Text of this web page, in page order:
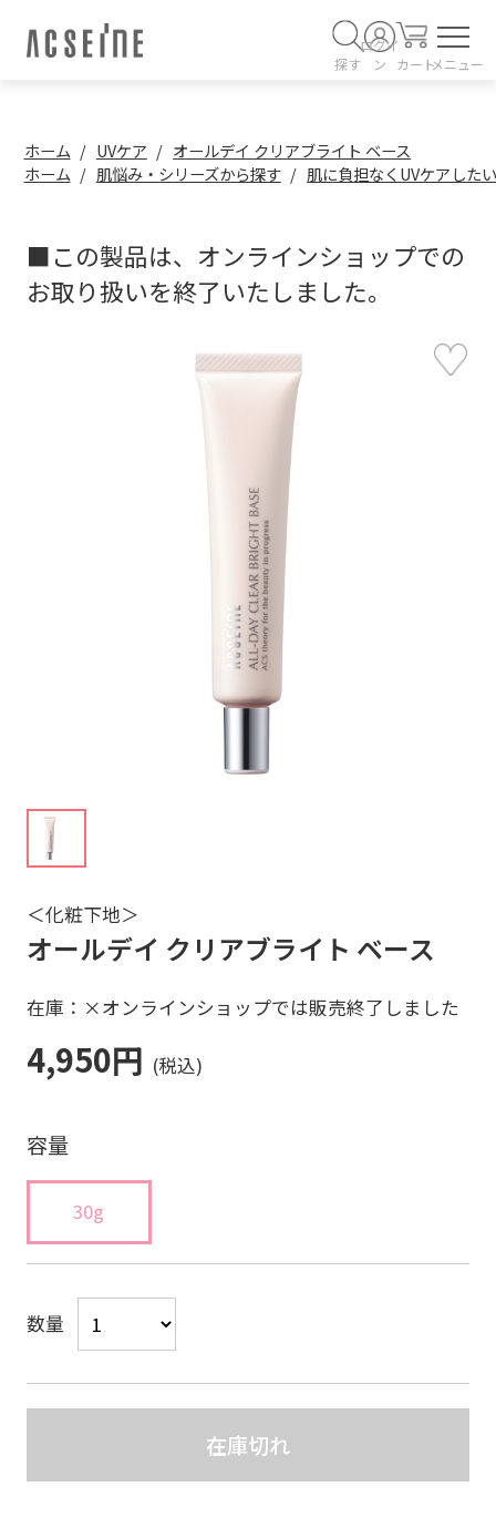
探す
ログイ
ン
カートメニュー
ホーム UVケア
オールデイ クリアブライト ベース
ホーム
肌悩み・シリーズから探す 肌に負担なくUVケアした
■この製品は、オンラインショップでの
お取り扱いを終了いたしました。
＜化粧下地＞
オールデイ クリアブライト ベース
在庫：×オンラインショップでは販売終了しました
4,950円
容量
30g
数量
在庫切れ